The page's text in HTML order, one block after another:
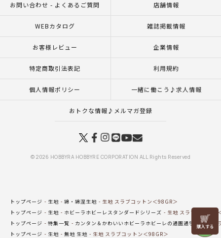
リリヤン
フェア
お問い合わせ - よくあるご質問 店舗情報
WEBカタログ 雑誌掲載情報
お客様レビュー 企業情報
特定商取引法表記 利用規約
個人情報ポリシー 一緒に働こう♪求人情報
おトクな情報♪メルマガ登録
© 2026 HOBBYRA HOBBYRE CORPORATION ALL Rights Reserved
トップページ 生地 綿・綿混生地
生地 スラブコットン＜98GR＞
トップページ
生地 ホビーラホビーレスタンダードシリーズ
生地 スラブコットン
トップページ
特集一覧 カンタン＆かわいいホビーラホビーレの通園通学
生地 ス
トップページ
生地 無地 生地 生地 スラブコットン＜98GR＞